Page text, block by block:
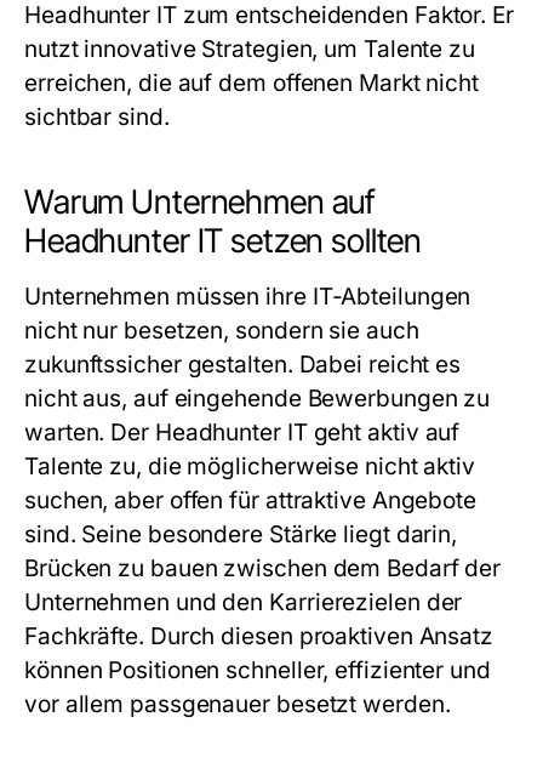
Headhunter ITzum entscheidenden Faktor. Er
nutzt innovative Strategien, um Talente zu
erreichen, die auf dem offenen Markt nicht
sichtbar sind.
Warum Unternehmen auf
Headhunter IT setzen sollten
Unternehmen müssen ihre IT-Abteilungen
nicht nur besetzen, sondern sie auch
zukunftssicher gestalten. Dabei reicht es
nicht aus, auf eingehende Bewerbungen zu
warten. Der Headhunter ITgeht aktiv auf
Talente zu, die möglicherweise nicht aktiv
suchen, aber offen für attraktive Angebote
sind. Seine besondere Stärke liegt darin,
Brücken zu bauen zwischen dem Bedarf der
Unternehmen und den Karrierezielen der
Fachkräfte. Durch diesen proaktiven Ansatz
können Positionen schneller, effizienter und
vor allem passgenauer besetzt werden.